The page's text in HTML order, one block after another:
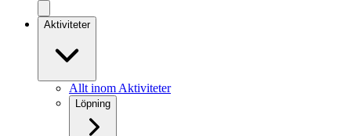
Aktiviteter
Allt inom Aktiviteter
Löpning